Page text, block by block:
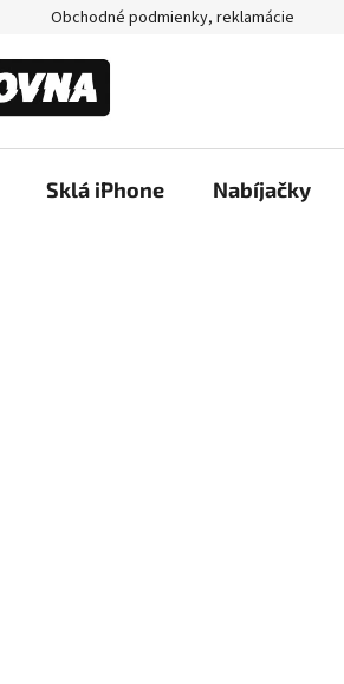
Obchodné podmienky, reklamácie
Sklá iPhone Nabíjačky